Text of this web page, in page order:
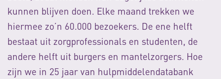
kunnen blijven doen. Elke maand trekken we
hiermee zo’n 60.000 bezoekers. De ene helft
bestaat uit zorgprofessionals en studenten, de
andere helft uit burgers en mantelzorgers. Hoe
zijn we in 25 jaar van hulpmiddelendatabank